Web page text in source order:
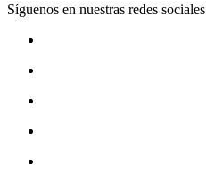
Síguenos en nuestras redes sociales